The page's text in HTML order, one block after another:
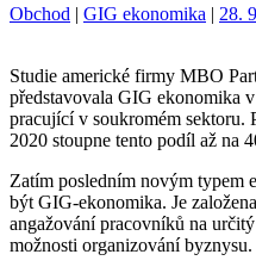
Kategorie:
Obchod | Štítky:
GIG ekonomika | 28.
Studie americké firmy MBO
představovala GIG ekonomika
pracující v soukromém sektoru.
2020 stoupne tento podíl až na
Zatím posledním novým typem
být GIG-ekonomika. Je
angažování pracovníků na
možnosti organizování byznysu.